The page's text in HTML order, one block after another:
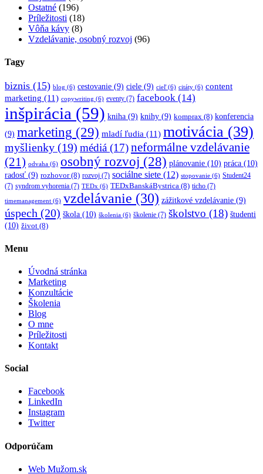
Ostatné (196)
Príležitosti (18)
Vôňa kávy (8)
Vzdelávanie, osobný rozvoj (96)
Tagy
biznis (15) blog (6) cestovanie (9) ciele (9) cieľ(6) citáty (6) content
marketing (11) copywriting (6) eventy (7) facebook (14)
inšpirácia (59) kniha (9) knihy (9) komprax (8) konferencia
(9) marketing (29) mladí ľudia (11) motivácia (39)
myšlienky (19) médiá (17)neformálne vzdelávanie
(21) odvaha (6) osobný rozvoj (28) plánovanie (10) práca (10)
radosť (9) rozhovor(8) rozvoj (7) sociálne siete (12) stopovanie (6) Student24
(7) syndrom vyhorenia (7) TEDx (6) TEDxBanskáBystrica (8) ticho (7)
timemanagement (6) vzdelávanie (30) zážitkové vzdelávanie (9)
úspech (20) škola (10) školenia (6) školenie (7) školstvo (18) študenti
(10) život (8)
Menu
Úvodná stránka
Marketing
Konzultácie
Školenia
Blog
O mne
Príležitosti
Kontakt
Social
Facebook
LinkedIn
Instagram
Twitter
Odporúčam
Web Mužom.sk